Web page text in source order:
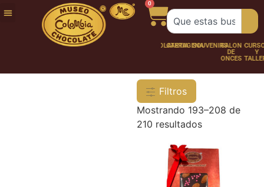
0
FUNDACIÓNNUESTRATRABAJA
CHOCOLATERÍA
CARTAGENASOUVENIRSSALÓN
DE
ONCES
CURSOS
Filtros
Mostrando 193–208 de
210 resultados